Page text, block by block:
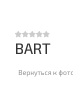
BART
Вернуться к